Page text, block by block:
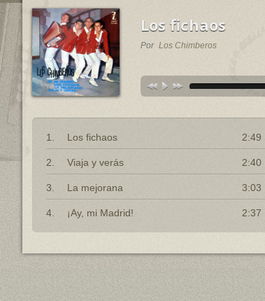
Los fichaos
Por Los Chimberos
Los fichaos 2:49
Viaja y verás 2:40
La mejorana 3:03
¡Ay, mi Madrid! 2:37